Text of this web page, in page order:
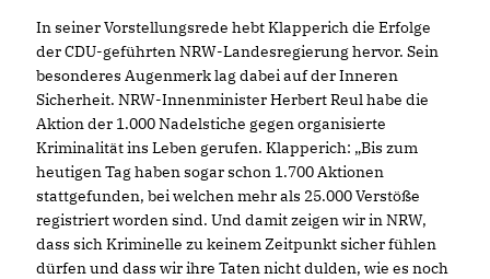
In seiner Vorstellungsrede hebt Klapperich die Erfolge
der CDU-geführten NRW-Landesregierung hervor. Sein
besonderes Augenmerk lag dabei auf der Inneren
Sicherheit. NRW-Innenminister Herbert Reul habe die
Aktion der 1.000 Nadelstiche gegen organisierte
Kriminalität ins Leben gerufen. Klapperich: „Bis zum
heutigen Tag haben sogar schon 1.700 Aktionen
stattgefunden, bei welchen mehr als 25.000 Verstöße
registriert worden sind. Und damit zeigen wir in NRW,
dass sich Kriminelle zu keinem Zeitpunkt sicher fühlen
dürfen und dass wir ihre Taten nicht dulden, wie es noch